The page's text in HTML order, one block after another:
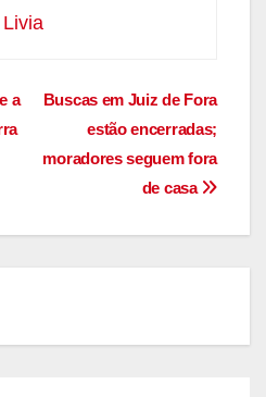
Livia
Buscas em Juiz de Fora
estão encerradas;
moradores seguem fora
de casa
a